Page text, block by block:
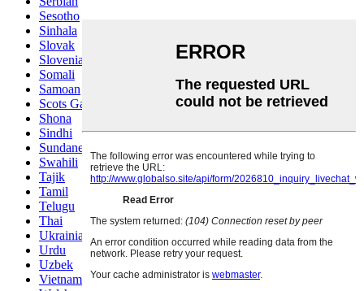
Sesotho
Sinhala
Slovak
Slovenian
Somali
Samoan
Scots Gaelic
Shona
Sindhi
Sundanese
Swahili
Tajik
Tamil
Telugu
Thai
Ukrainian
Urdu
Uzbek
Vietnamese